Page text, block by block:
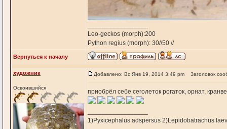
Leo-geckos (morph):200
Python regius (morph): 30//50 //
Вернуться к началу
художник
Освоившийся
Добавлено: Вс Янв 19, 2014 3:49 pm Заголовок
приобрёл себе сеголеток рогаток, орнат,
1)Pyxicephalus adspersus 2)Lepidobatrachus